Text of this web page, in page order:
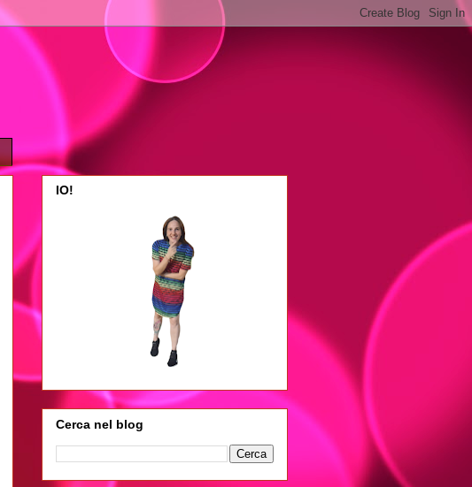
IO!
Cerca nel blog